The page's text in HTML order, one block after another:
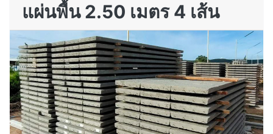
แผ่นพื้น 2.50 เมตร 4 เส้น